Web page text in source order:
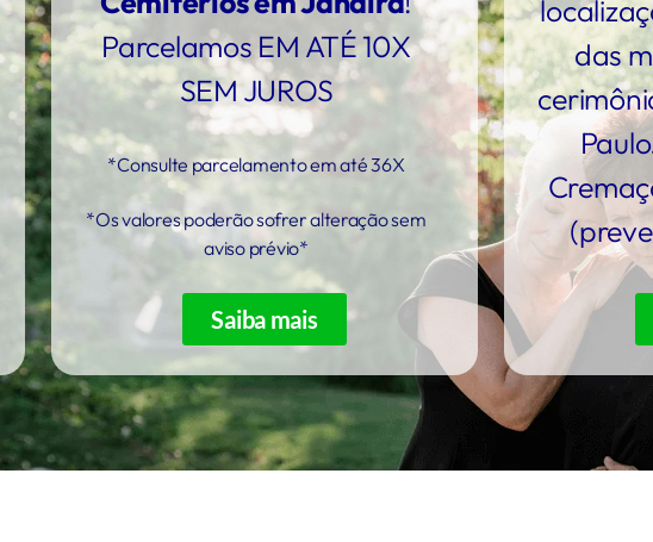
Parcelamos EM ATÉ 10X
SEM JUROS
*Consulte parcelamento em até 36X
*Os valores poderão sofrer alteração sem
aviso prévio*
Saiba mais
das